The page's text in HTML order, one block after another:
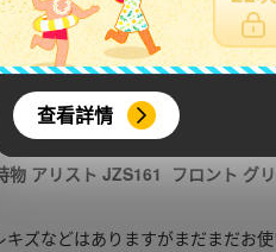
查看詳情
問與答( 0)
提供參考，樂淘不保證翻譯內容之
アリスト JZS161 フロント グ
ズなどはありますがまだまだお